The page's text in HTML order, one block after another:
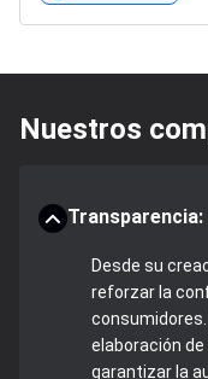
Nuestros
Desde su
reforzar la
elaboración
garantizar la